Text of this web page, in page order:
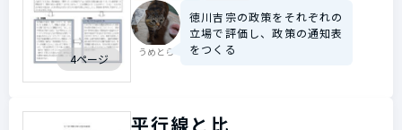
4ページ うめとら
徳川吉宗の政策をそれぞれの
立場で評価し、政策の通知表
をつくる
平行線と比